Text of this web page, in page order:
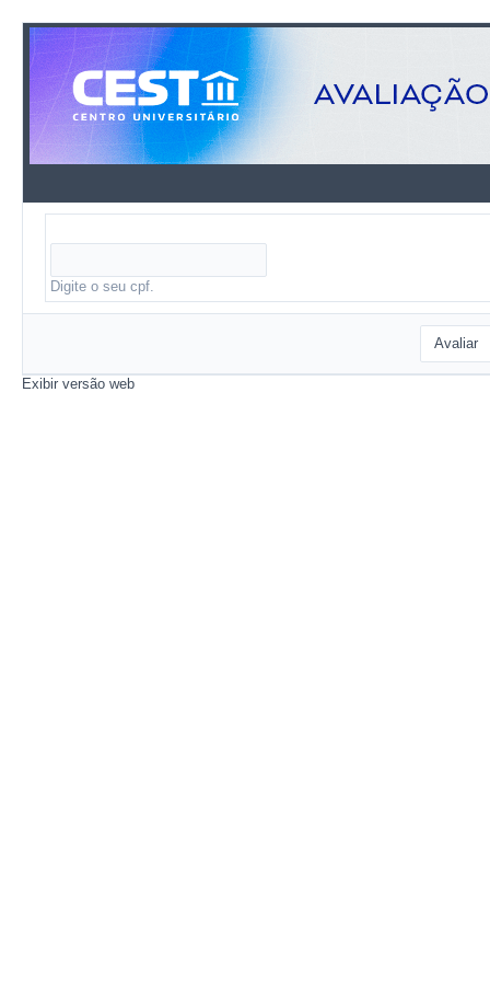
Digite o seu cpf.
Avaliar
Exibir versão web